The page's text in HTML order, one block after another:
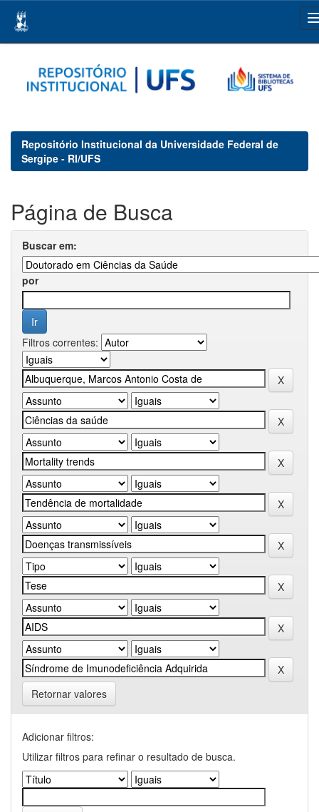
navigation
Repositório Institucional da Universidade Federal de
Sergipe - RI/UFS
Página de Busca
Buscar em:
por
Filtros correntes:
Retornar valores
Adicionar filtros:
Utilizar filtros para refinar o resultado de busca.